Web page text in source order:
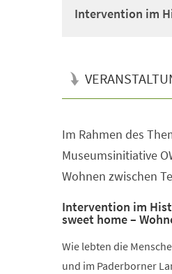
Intervention im
Im Rahmen des
Museumsinitiative
Wohnen zwischen
Intervention im
sweet home –
Wie lebten die
und im Paderborner